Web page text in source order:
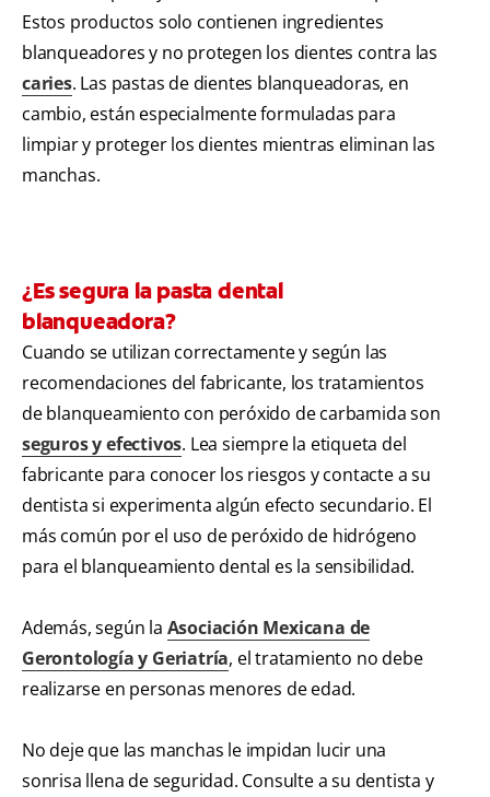
Estos productos solo contienen ingredientes
blanqueadores y no protegen los dientes contra las
caries. Las pastas de dientes blanqueadoras, en
cambio, están especialmente formuladas para
limpiar y proteger los dientes mientras eliminan las
manchas.
¿Es segura la pasta dental
blanqueadora?
Cuando se utilizan correctamente y según las
recomendaciones del fabricante, los tratamientos
de blanqueamiento con peróxido de carbamida son
seguros y efectivos. Lea siempre la etiqueta del
fabricante para conocer los riesgos y contacte a su
dentista si experimenta algún efecto secundario. El
más común por el uso de peróxido de hidrógeno
para el blanqueamiento dental es la sensibilidad.
Además, según la Asociación Mexicana de
Gerontología y Geriatría, el tratamiento no debe
realizarse en personas menores de edad.
No deje que las manchas le impidan lucir una
sonrisa llena de seguridad. Consulte a su dentista y